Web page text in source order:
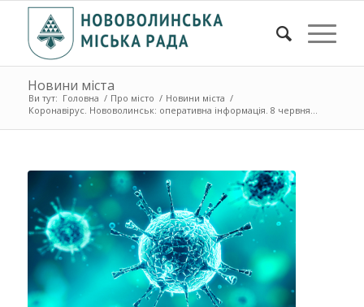
Новини міста
Ви тут: Головна / Про місто / Новини міста /
Коронавірус. Нововолинськ: оперативна інформація. 8 червня...